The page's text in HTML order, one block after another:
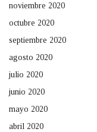
noviembre 2020
octubre 2020
septiembre 2020
agosto 2020
julio 2020
junio 2020
mayo 2020
abril 2020